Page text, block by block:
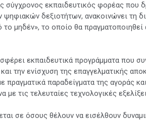
σύγχρονος εκπαιδευτικός φορέας που
ψηφιακών δεξιοτήτων, ανακοινώνει τη
το μηδέν», το οποίο θα
εκπαιδευτικά προγράμματα που
την ενίσχυση της επαγγελματικής
πραγματικά παραδείγματα της αγοράς
τις τελευταίες τεχνολογικές
σε όσους θέλουν να εισέλθουν